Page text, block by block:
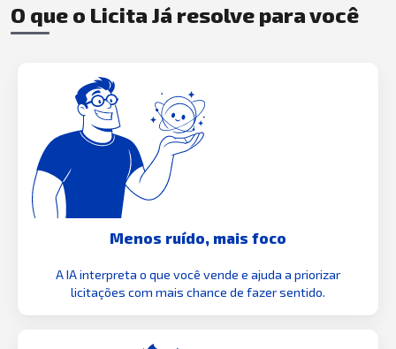
O que o Licita Já resolve para você
Menos ruído, mais foco
A IA interpreta o que você vende e ajuda a priorizar
licitações com mais chance de fazer sentido.